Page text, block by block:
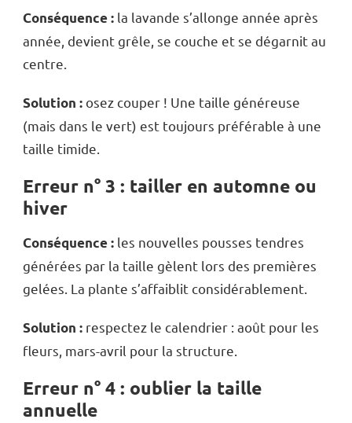
Conséquence : la lavande s’allonge année après
année, devient grêle, se couche et se dégarnit au
centre.
Solution :osez couper ! Une taille généreuse
(mais dans le vert) est toujours préférable à une
taille timide.
Erreur n° 3 : tailler en automne ou
hiver
Conséquence : les nouvelles pousses tendres
générées par la taille gèlent lors des premières
gelées. La plante s’affaiblit considérablement.
Solution : respectez le calendrier : août pour les
fleurs, mars-avril pour la structure.
Erreur n° 4 : oublier la taille
annuelle